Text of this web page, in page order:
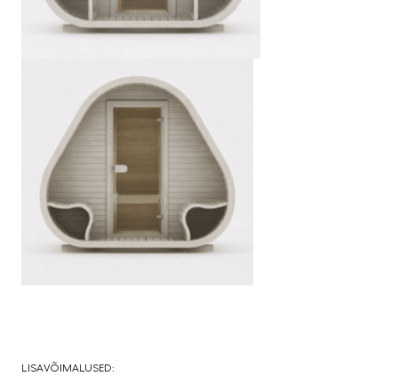
LISAVÕIMALUSED: